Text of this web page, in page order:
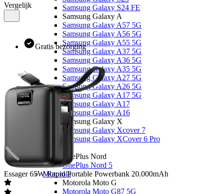
Samsung Galaxy S24 FE
Samsung Galaxy A
Samsung Galaxy A57 5G
Samsung Galaxy A56 5G
Samsung Galaxy A55 5G
Samsung Galaxy A37 5G
Samsung Galaxy A36 5G
Samsung Galaxy A35 5G
Samsung Galaxy A27 5G
Samsung Galaxy A26 5G
Samsung Galaxy A17 5G
Samsung Galaxy A17
Samsung Galaxy A16
Samsung Galaxy X
Samsung Galaxy Xcover 7
Samsung Galaxy XCover 6 Pro
OnePlus Nord
OnePlus Nord 5
Motorola
Motorola Moto G
Motorola Moto G87 5G
Vergelijk
Gratis bezorging
Essager 65W Rapid Portable Powerbank 20.000mAh